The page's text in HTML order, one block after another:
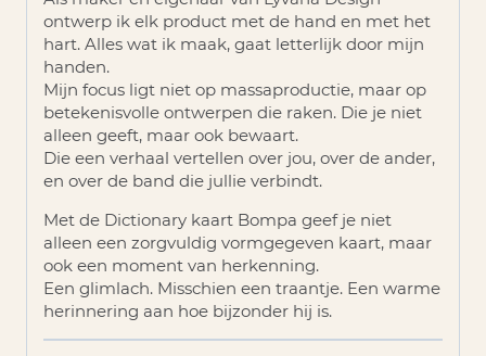
ontwerp ik elk product met de hand en met het
hart. Alles wat ik maak, gaat letterlijk door mijn
handen.
Mijn focus ligt niet op massaproductie, maar op
betekenisvolle ontwerpen die raken. Die je niet
alleen geeft, maar ook bewaart.
Die een verhaal vertellen over jou, over de ander,
en over de band die jullie verbindt.
Met de Dictionary kaart Bompa geef je niet
alleen een zorgvuldig vormgegeven kaart, maar
ook een moment van herkenning.
Een glimlach. Misschien een traantje. Een warme
herinnering aan hoe bijzonder hij is.